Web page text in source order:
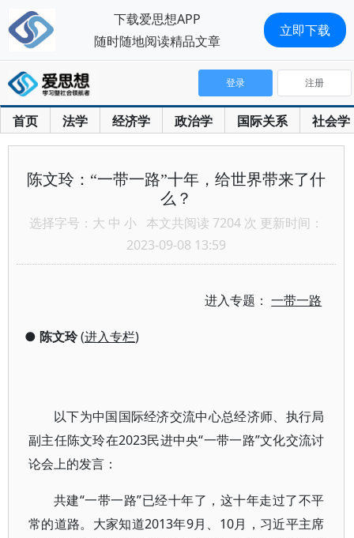
首页 法学 经济学 政治学 国际关系 社会学
登录 注册
陈文玲：“一带一路”十年，给世界带来了什
么？
选择字号： 大 中 小 本文共阅读 7204 次 更新时间：
2023-09-08 13:59
进入专题：一带一路
● 陈文玲(进入专栏)
以下为中国国际经济交流中心总经济师、执行局
副主任陈文玲在2023民进中央“一带一路”文化交流讨
论会上的发言：
共建“一带一路”已经十年了，这十年走过了不平
常的道路。大家知道2013年9月、10月，习近平主席
下载爱思想APP
随时随地阅读精品文章
立即下载